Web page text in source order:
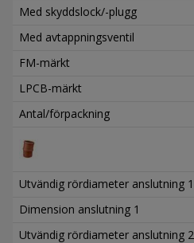
Med skyddslock/-plugg
Med avtappningsventil
FM-märkt
LPCB-märkt
Antal/förpackning
Utvändig rördiameter anslutning 1
Dimension anslutning 1
Utvändig rördiameter anslutning 2